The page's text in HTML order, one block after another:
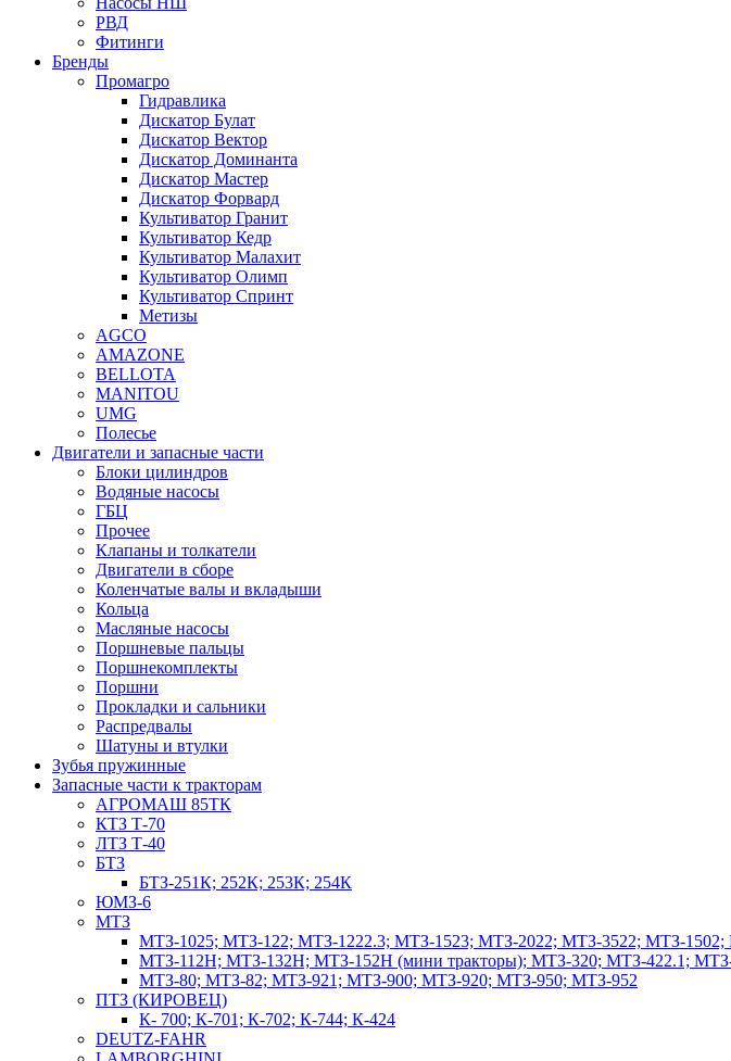
РВД
Фитинги
Бренды
Промагро
Гидравлика
Дискатор Булат
Дискатор Вектор
Дискатор Доминанта
Дискатор Мастер
Дискатор Форвард
Культиватор Гранит
Культиватор Кедр
Культиватор Малахит
Культиватор Олимп
Культиватор Спринт
Метизы
AGCO
AMAZONE
BELLOTA
MANITOU
UMG
Полесье
Двигатели и запасные части
Блоки цилиндров
Водяные насосы
ГБЦ
Прочее
Клапаны и толкатели
Двигатели в сборе
Коленчатые валы и вкладыши
Кольца
Масляные насосы
Поршневые пальцы
Поршнекомплекты
Поршни
Прокладки и сальники
Распредвалы
Шатуны и втулки
Зубья пружинные
Запасные части к тракторам
АГРОМАШ 85ТК
КТЗ Т-70
ЛТЗ Т-40
БТЗ
БТЗ-251К; 252К; 253К; 254К
ЮМЗ-6
МТЗ
МТЗ-1025; МТЗ-122; МТЗ-1222.3; МТЗ-1523; МТЗ-2022; МТЗ-3522; МТЗ-1502;
МТЗ-112Н; МТЗ-132Н; МТЗ-152Н (мини тракторы); МТЗ-320; МТЗ-422.1;
МТЗ-80; МТЗ-82; МТЗ-921; МТЗ-900; МТЗ-920; МТЗ-950; МТЗ-952
ПТЗ (КИРОВЕЦ)
К- 700; К-701; К-702; К-744; К-424
DEUTZ-FAHR